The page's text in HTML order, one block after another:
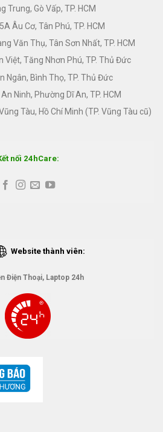
Trung, Gò Vấp, TP. HCM
Âu Cơ, Tân Phú, TP. HCM
Văn Thụ, Tân Sơn Nhất, TP. HCM
Việt, Tăng Nhơn Phú, TP. Thủ Đức
Ngân, Bình Thọ, TP. Thủ Đức
Ninh, Phường Dĩ An, TP. HCM
Tàu, Hồ Chí Minh (TP. Vũng Tàu cũ)
nối 24hCare:
Website thành viên:
Điện Thoại, Laptop 24h